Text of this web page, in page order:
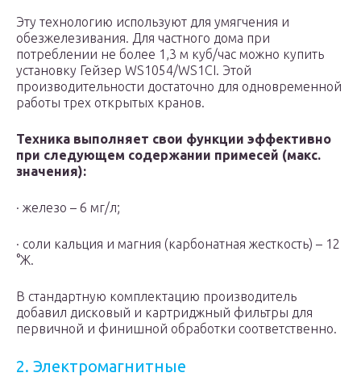
Эту технологию используют для умягчения и
обезжелезивания. Для частного дома при
потреблении не более 1,3 м куб/час можно купить
установку Гейзер WS1054/WS1CI. Этой
производительности достаточно для одновременной
работы трех открытых кранов.
Техника выполняет свои функции эффективно
при следующем содержании примесей (макс.
значения):
· железо – 6 мг/л;
· соли кальция и магния (карбонатная жесткость) – 12
°Ж.
В стандартную комплектацию производитель
добавил дисковый и картриджный фильтры для
первичной и финишной обработки соответственно.
2. Электромагнитные